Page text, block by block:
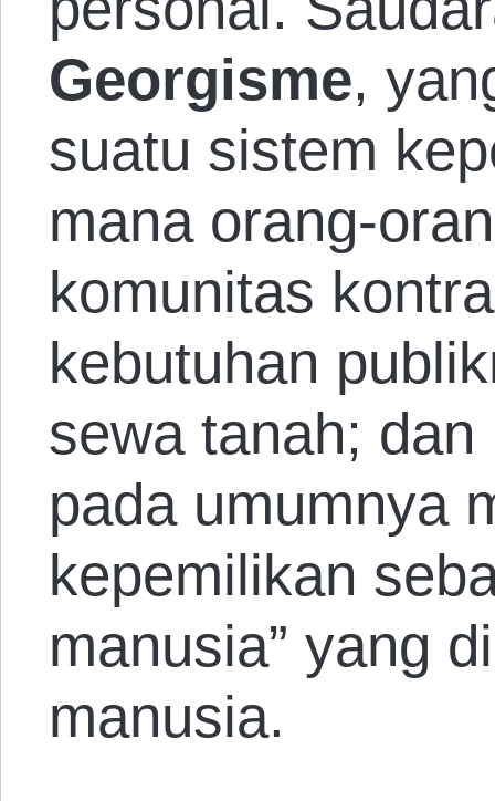
Georgisme,
suatu sistem
mana orang-
komunitas
kebutuhan
sewa tanah; dan
pada umumnya
kepemilikan
manusia” yang
manusia.